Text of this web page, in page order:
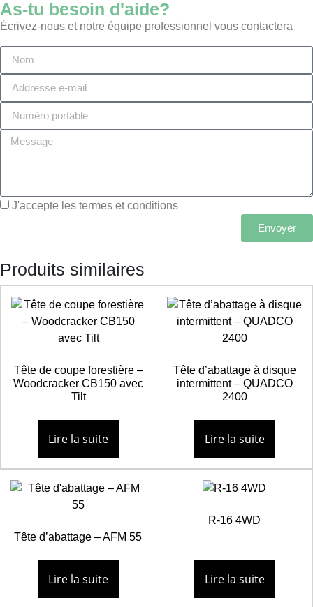
As-tu besoin d'aide?
Écrivez-nous et notre équipe professionnel vous contactera
J'accepte les termes et conditions
Envoyer
Produits similaires
Tête de coupe forestière –
Woodcracker CB150 avec
Tilt
Lire la suite
Tête d’abattage à disque
intermittent – QUADCO
2400
Lire la suite
Tête d’abattage – AFM 55
Lire la suite
R-16 4WD
Lire la suite